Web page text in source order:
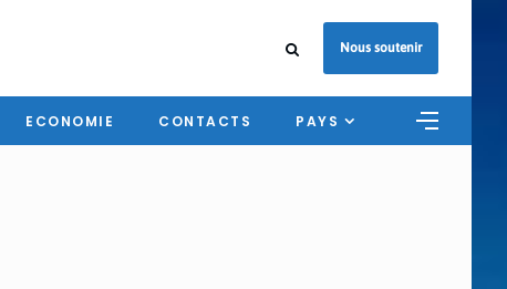
Nous soutenir
ECONOMIE CONTACTS PAYS